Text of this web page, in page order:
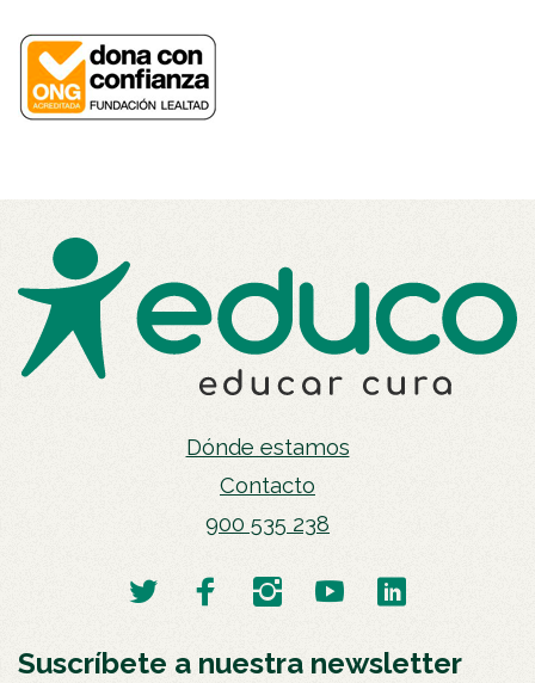
Dónde estamos
Contacto
900 535 238
Suscríbete a nuestra newsletter